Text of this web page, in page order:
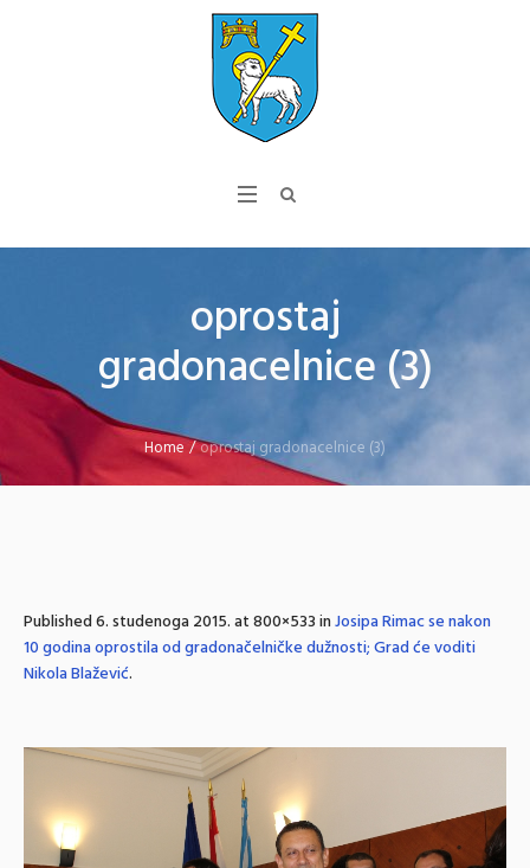
oprostaj
gradonacelnice (3)
Home /oprostaj gradonacelnice (3)
Published6. studenoga 2015.at 800×533 inJosipa Rimac se nakon
10 godina oprostila od gradonačelničke dužnosti; Grad će voditi
Nikola Blažević.